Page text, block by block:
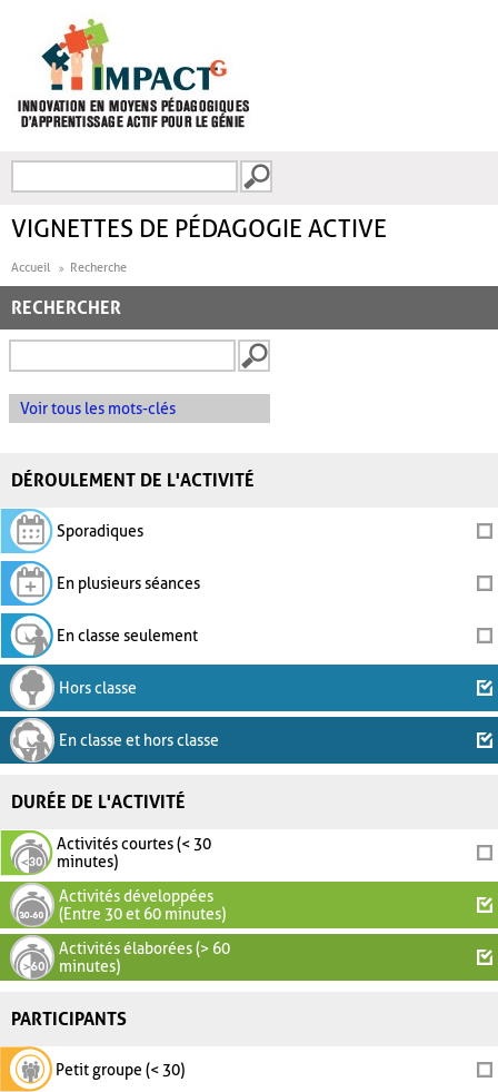
FORMULAIRE DE
VIGNETTES DE PÉDAGOGIE ACTIVE
Accueil Recherche
RECHERCHER
Voir tous les mots-clés
DÉROULEMENT DE L'ACTIVITÉ
Sporadiques
En plusieurs séances
En classe seulement
Hors classe
En classe et hors classe
DURÉE DE L'ACTIVITÉ
Activités courtes (< 30
minutes)
Activités développées
(Entre 30 et 60 minutes)
Activités élaborées (> 60
minutes)
PARTICIPANTS
Petit groupe (< 30)